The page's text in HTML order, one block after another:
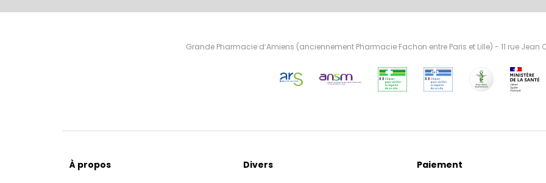
Grande Pharmacie d’Amiens (anciennement Pharmacie Fachon entre Paris et Lille) - 11 rue
À propos Divers Paiement